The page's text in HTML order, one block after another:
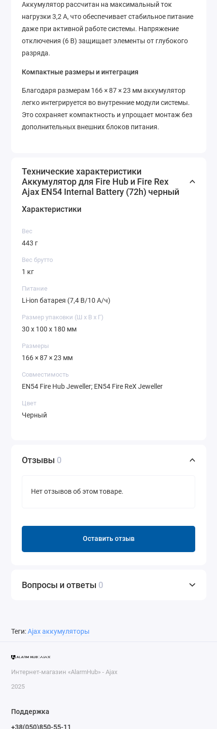
Аккумулятор рассчитан на максимальный ток
нагрузки 3,2 А, что обеспечивает стабильное питание
даже при активной работе системы. Напряжение
отключения (6 В) защищает элементы от глубокого
разряда.
Компактные размеры и интеграция
Благодаря размерам 166 × 87 × 23 мм аккумулятор
легко интегрируется во внутренние модули системы.
Это сохраняет компактность и упрощает монтаж без
дополнительных внешних блоков питания.
Технические характеристики
Аккумулятор для Fire Hub и Fire Rex
Ajax EN54 Internal Battery (72h) черный
Характеристики
Вес
443 г
Вес брутто
1 кг
Питание
Li-ion батарея (7,4 В/10 А/ч)
Размер упаковки (Ш х В х Г)
30 x 100 x 180 мм
Размеры
166 × 87 × 23 мм
Совместимость
EN54 Fire Hub Jeweller; EN54 Fire ReX Jeweller
Цвет
Черный
Отзывы 0
Нет отзывов об этом товаре.
Оставить отзыв
Вопросы и ответы 0
Теги:Аjax аккумуляторы
Интернет-магазин «AlarmHub» - Ajax
2025
Поддержка
+38(050)850-55-11